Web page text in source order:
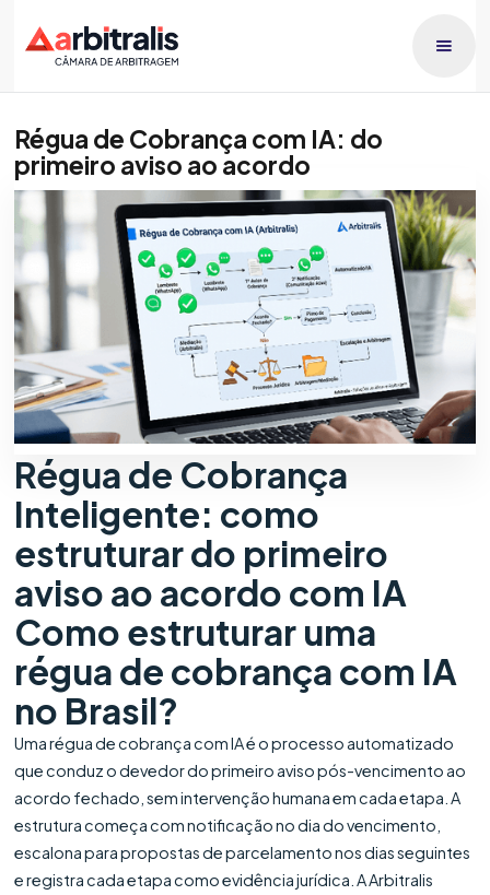
Régua de Cobrança com IA: do
primeiro aviso ao acordo
Giully Bianchini
Publicado dia
15/6/2026
Régua de Cobrança
Inteligente: como
estruturar do primeiro
aviso ao acordo com IA
Como estruturar uma
régua de cobrança com IA
no Brasil?
Uma régua de cobrança com IA é o processo automatizado
que conduz o devedor do primeiro aviso pós-vencimento ao
acordo fechado, sem intervenção humana em cada etapa. A
estrutura começa com notificação no dia do vencimento,
escalona para propostas de parcelamento nos dias seguintes
e registra cada etapa como evidência jurídica. A Arbitralis